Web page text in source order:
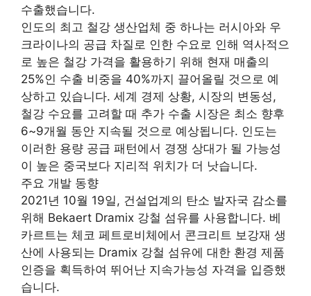
수출했습니다.
인도의 최고 철강 생산업체 중 하나는 러시아와 우
크라이나의 공급 차질로 인한 수요로 인해 역사적으
로 높은 철강 가격을 활용하기 위해 현재 매출의
25%인 수출 비중을 40%까지 끌어올릴 것으로 예
상하고 있습니다. 세계 경제 상황, 시장의 변동성,
철강 수요를 고려할 때 추가 수출 시장은 최소 향후
6~9개월 동안 지속될 것으로 예상됩니다. 인도는
이러한 용량 공급 패턴에서 경쟁 상대가 될 가능성
이 높은 중국보다 지리적 위치가 더 낫습니다.
주요 개발 동향
2021년 10월 19일, 건설업계의 탄소 발자국 감소를
위해 Bekaert Dramix 강철 섬유를 사용합니다. 베
카르트는 체코 페트로비체에서 콘크리트 보강재 생
산에 사용되는 Dramix 강철 섬유에 대한 환경 제품
인증을 획득하여 뛰어난 지속가능성 자격을 입증했
습니다.